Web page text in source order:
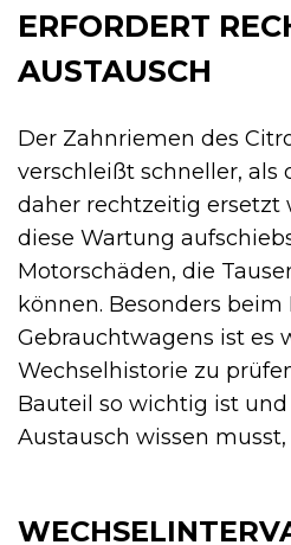
ERFORDERT
AUSTAUSCH
Der Zahnriemen des
verschleißt schneller, als
daher rechtzeitig ersetzt
diese Wartung
Motorschäden, die
können. Besonders beim
Gebrauchtwagens ist es
Wechselhistorie zu
Bauteil so wichtig ist
Austausch wissen